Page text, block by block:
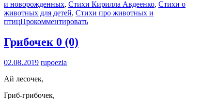
и новорожденных, Стихи Кирилла Авдеенко, Стихи о
животных для детей, Стихи про животных и
птицПрокомментировать
Грибочек 0 (0)
02.08.2019 rupoezia
Ай лесочек,
Гриб-грибочек,